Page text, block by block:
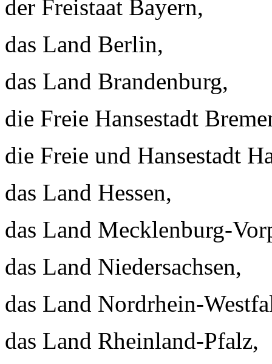
der Freistaat Bayern,
das Land Berlin,
das Land Brandenburg,
die Freie Hansestadt
die Freie und Hansestadt
das Land Hessen,
das Land Mecklenburg-
das Land Niedersachsen,
das Land Nordrhein-
das Land Rheinland-Pfalz,